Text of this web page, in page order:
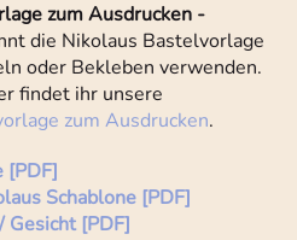
zum Ausdrucken -
die Nikolaus Bastelvorlage
oder Bekleben verwenden.
findet ihr unsere
zum Ausdrucken.
[PDF]
Schablone [PDF]
Gesicht [PDF]